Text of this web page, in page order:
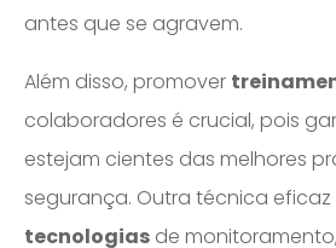
antes que se agravem.
Além disso, promover
colaboradores é crucial, pois
estejam cientes das melhores
segurança. Outra técnica eficaz
tecnologias de